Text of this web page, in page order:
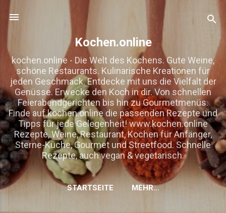
Direkt zum Hauptbereich
Kochen.online
kochen.online - Die Welt des Kochens. Gute Weine,
schöne Restaurants. Kulinarische Kreationen für
jeden Geschmack. Entdecke mit uns die Vielfalt der
Genüsse. Erwecke den Koch in dir. Von schnellen
Feierabendgerichten bis hin zu Gourmetmenüs.
Finde auf kochen.online die passenden Rezepte und
Tipps für jede Gelegenheit! www.kochen.online
Rezepte, Weine, Restaurant, Kochen für Anfänger,
Sterne-Küche, Gourmet und Streetfood. Schnelle
Rezepte, auch vegan & vegetarisch.
STARTSEITE MEHR…